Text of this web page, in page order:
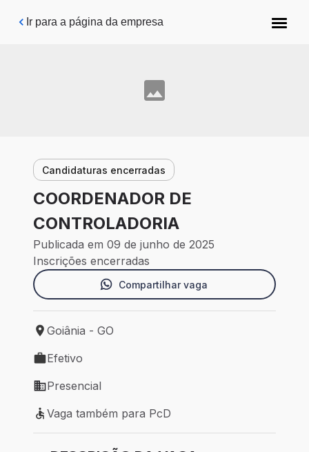
Pular para o conteúdo principal
Ir para a página da empresa
Candidaturas encerradas
COORDENADOR DE
CONTROLADORIA
Publicada em 09 de junho de 2025
Inscrições encerradas
Compartilhar vaga
Local de trabalho: Goiânia - GO
Goiânia - GO
Tipo de vaga: Efetivo
Efetivo
Modelo de trabalho: Presencial
Presencial
Vaga também para PcD
Vaga também para PcD
Ir para candidatura